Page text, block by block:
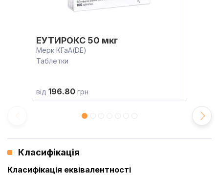
ЕУТИРОКС 50 мкг
Мерк КГаА(DE)
Таблетки
від 196.80 грн
Класифікація
Класифікація еквівалентності